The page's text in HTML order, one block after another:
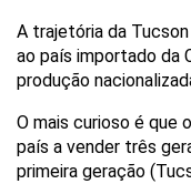
A trajetória da
ao país importado da
produção
O mais curioso é que
país a vender três
primeira geração